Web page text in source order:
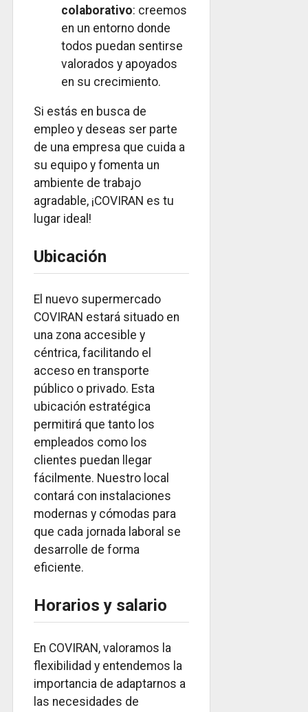
colaborativo: creemos
en un entorno donde
todos puedan sentirse
valorados y apoyados
en su crecimiento.
Si estás en busca de
empleo y deseas ser parte
de una empresa que cuida a
su equipo y fomenta un
ambiente de trabajo
agradable, ¡COVIRAN es tu
lugar ideal!
Ubicación
El nuevo supermercado
COVIRAN estará situado en
una zona accesible y
céntrica, facilitando el
acceso en transporte
público o privado. Esta
ubicación estratégica
permitirá que tanto los
empleados como los
clientes puedan llegar
fácilmente. Nuestro local
contará con instalaciones
modernas y cómodas para
que cada jornada laboral se
desarrolle de forma
eficiente.
Horarios y salario
En COVIRAN, valoramos la
flexibilidad y entendemos la
importancia de adaptarnos a
las necesidades de